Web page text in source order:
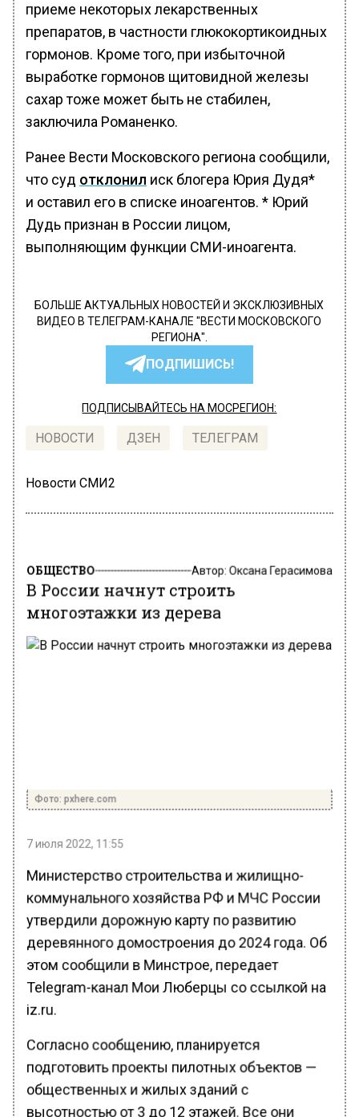
приеме некоторых лекарственных
препаратов, в частности глюкокортикоидных
гормонов. Кроме того, при избыточной
выработке гормонов щитовидной железы
сахар тоже может быть не стабилен,
заключила Романенко.
Ранее Вести Московского региона сообщили,
что суд отклонил иск блогера Юрия Дудя*
и оставил его в списке иноагентов. * Юрий
Дудь признан в России лицом,
выполняющим функции СМИ-иноагента.
БОЛЬШЕ АКТУАЛЬНЫХ НОВОСТЕЙ И ЭКСКЛЮЗИВНЫХ
ВИДЕО В ТЕЛЕГРАМ-КАНАЛЕ "ВЕСТИ МОСКОВСКОГО
РЕГИОНА".
ПОДПИШИСЬ!
ПОДПИСЫВАЙТЕСЬ НА МОСРЕГИОН:
НОВОСТИ ДЗЕН ТЕЛЕГРАМ
Новости СМИ2
ОБЩЕСТВО Автор: Оксана Герасимова
В России начнут строить
многоэтажки из дерева
Фото: pxhere.com
7 июля 2022, 11:55
Министерство строительства и жилищно-
коммунального хозяйства РФ и МЧС России
утвердили дорожную карту по развитию
деревянного домостроения до 2024 года. Об
этом сообщили в Минстрое, передает
Telegram-канал Мои Люберцы со ссылкой на
iz.ru.
Согласно сообщению, планируется
подготовить проекты пилотных объектов —
общественных и жилых зданий с
высотностью от 3 до 12 этажей. Все они